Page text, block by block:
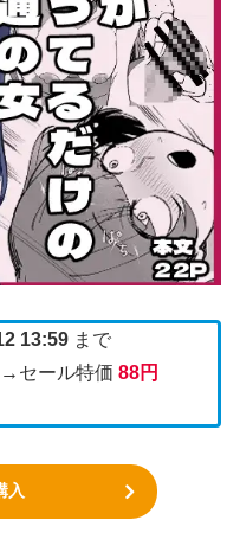
13:59まで
→セール特価 88円
入